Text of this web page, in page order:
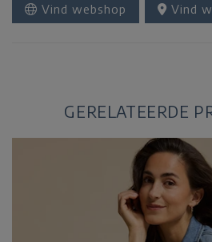
Vind webshop Vind
GERELATEERDE